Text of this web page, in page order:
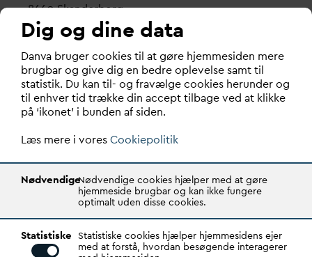
8660 Skanderborg
København
Vester Farimagsgade 1, 5. sal.
1606 København V
Tlf.: 70 21 00 55
CVR: 29031215
Transparency Register: REG 0105047100027-26
A er den samlende kraft ivandsektoren.
Gennem stærke alliancer og klare budskaber taler
D ANVA
andets sag, som vigtig ressource for den
Dig og dine data
Danva bruger cookies til at gøre hjemmesiden mere
brugbar og give dig en bedre oplevelse samt til
statistik. Du kan til- og fravælge cookies herunder og
til enhver tid trække din accept tilbage ved at klikke
på ‘ikonet’ i bunden af siden.
Læs mere i voresCookiepolitik
NødvendigeNødvendige cookies hjælper med at gøre
hjemmeside brugbar og kan ikke fungere
optimalt uden disse cookies.
Statistiske Statistiske cookies hjælper hjemmesidens ejer
med at forstå, hvordan besøgende interagerer